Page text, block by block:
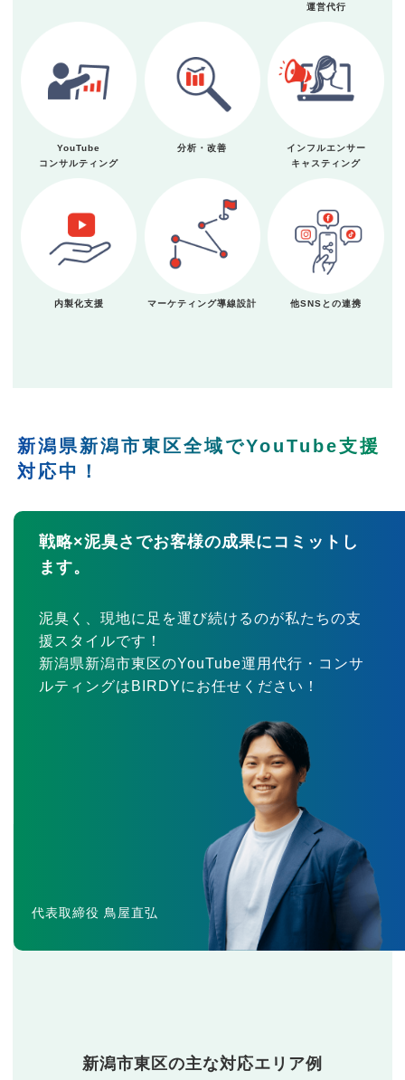
運営代行
YouTube
コンサルティング
分析・改善
インフルエンサー
キャスティング
内製化支援 マーケティング導線設計 他SNSとの連携
新潟県新潟市東区全域でYouTube支援
対応中！
戦略×泥臭さでお客様の成果にコミットし
ます。
泥臭く、現地に足を運び続けるのが私たちの支
援スタイルです！
新潟県新潟市東区のYouTube運用代行・コンサ
ルティングはBIRDYにお任せください！
代表取締役 鳥屋直弘
新潟市東区の主な対応エリア例